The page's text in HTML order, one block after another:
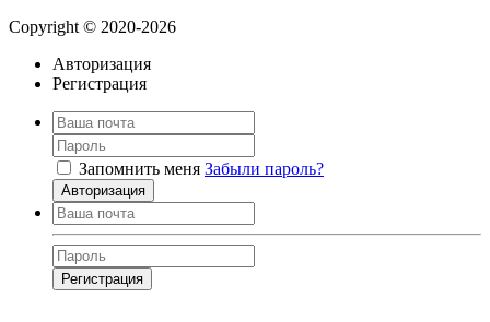
Copyright © 2020-2026
Авторизация
Регистрация
Запомнить меня Забыли пароль?
Авторизация
Регистрация